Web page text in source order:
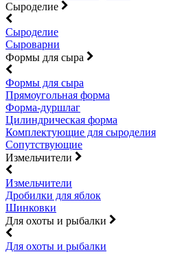
Сыроделие
Сыроделие
Сыроварни
Формы для сыра
Формы для сыра
Прямоугольная форма
Форма-дуршлаг
Цилиндрическая форма
Комплектующие для сыроделия
Сопутствующие
Измельчители
Измельчители
Дробилки для яблок
Шинковки
Для охоты и рыбалки
Для охоты и рыбалки